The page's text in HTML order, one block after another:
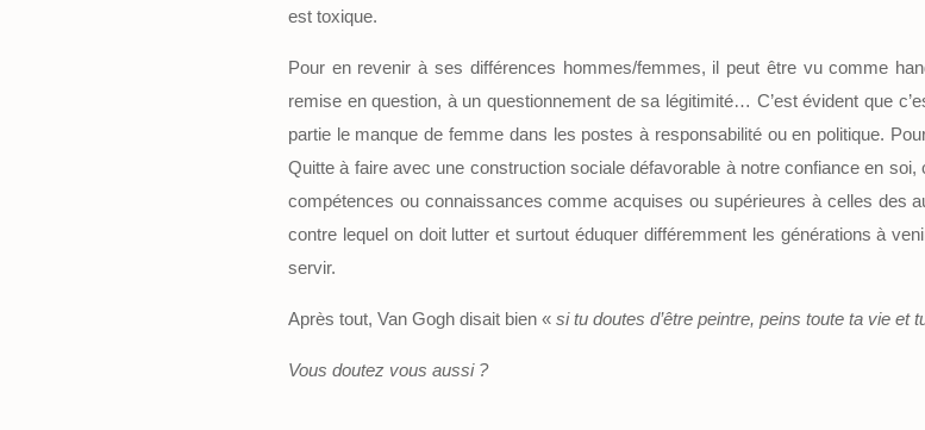
est toxique.
Pour en revenir à ses différences hommes/femmes, il peut être vu comme
remise en question, à un questionnement de sa légitimité… C’est évident que
partie le manque de femme dans les postes à responsabilité ou en politique.
Quitte à faire avec une construction sociale défavorable à notre confiance en
compétences ou connaissances comme acquises ou supérieures à celles des
contre lequel on doit lutter et surtout éduquer différemment les générations à
servir.
Après tout, Van Gogh disait bien « si tu doutes d’être peintre, peins toute ta vie et
Vous doutez vous aussi ?